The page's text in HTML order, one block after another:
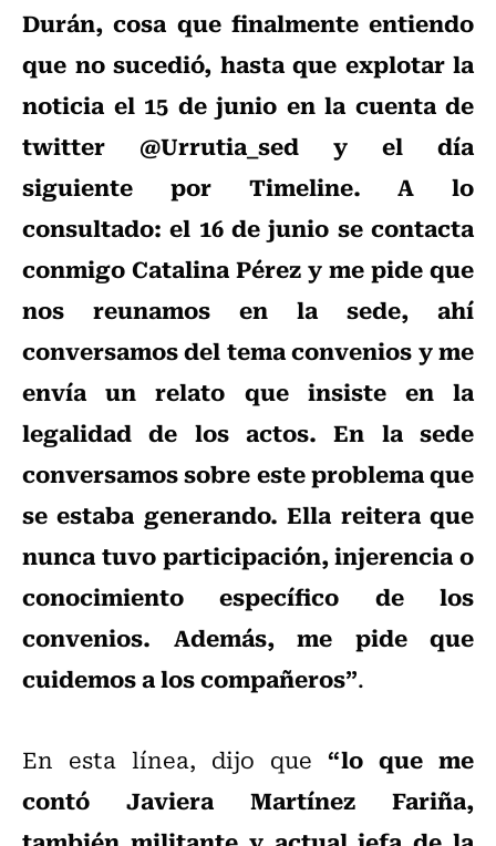
Durán, cosa que finalmente entiendo
que no sucedió, hasta que explotar la
noticia el 15 de junio en la cuenta de
twitter @Urrutia_sed y el día
siguiente por Timeline. A lo
consultado: el 16 de junio se contacta
conmigo Catalina Pérez y me pide que
nos reunamos en la sede, ahí
conversamos del tema convenios y me
envía un relato que insiste en la
legalidad de los actos. En la sede
conversamos sobre este problema que
se estaba generando. Ella reitera que
nunca tuvo participación, injerencia o
conocimiento específico de los
convenios. Además, me pide que
cuidemos a los compañeros”.
En esta línea, dijo que “lo que me
contó Javiera Martínez Fariña,